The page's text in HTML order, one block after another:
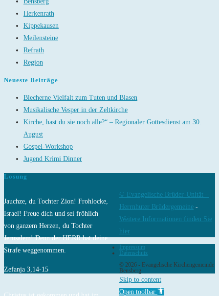
Herkenrath
Kippekausen
Meilensteine
Refrath
Region
Neueste Beiträge
Blecherne Vielfalt zum Tuten und Blasen
Musikalische Vesper in der Zeltkirche
Kirche, hast du sie noch alle?“ – Regionaler Gottesdienst am 30.
August
Gospel-Workshop
Jugend Krimi Dinner
Losung
Jauchze, du Tochter Zion! Frohlocke,
Israel! Freue dich und sei fröhlich
von ganzem Herzen, du Tochter
Jerusalem! Denn der HERR hat deine
Strafe weggenommen.
Zefanja 3,14-15
© Evangelische Brüder-Unität –
Herrnhuter Brüdergemeine -
Weitere Informationen finden Sie
hier
Impressum
Datenschutz
© 2026 - Evangelische Kirchengemeinde
Bensberg
Skip to content
Open toolbar